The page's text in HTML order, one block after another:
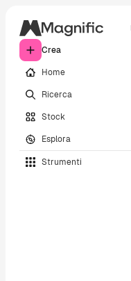
Crea
Home
Ricerca
Stock
Esplora
Strumenti